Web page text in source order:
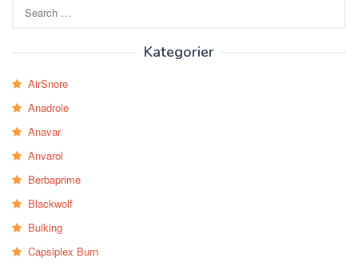
for:
Kategorier
AirSnore
Anadrole
Anavar
Anvarol
Berbaprime
Blackwolf
Bulking
Capsiplex Burn